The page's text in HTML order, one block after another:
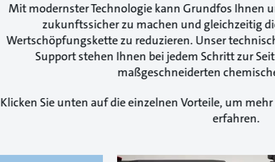
Mit modernster Technologie kann Grundfos Ihnen
zukunftssicher zu machen und gleichzeitig
Wertschöpfungskette zu reduzieren. Unser
Support stehen Ihnen bei jedem Schritt zur
maßgeschneiderten
Klicken Sie unten auf die einzelnen Vorteile, um
erfahren.